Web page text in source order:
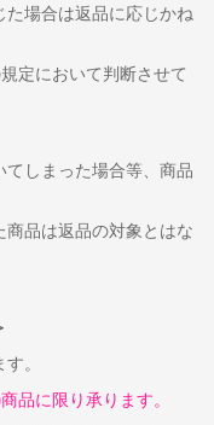
場合は返品に応じかね
定において判断させて
てしまった場合等、商品
品は返品の対象とはな
。
担致します。
品に限り承ります。